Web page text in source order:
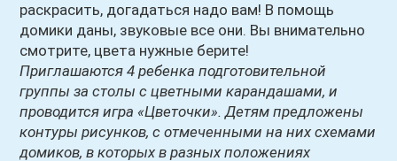
раскрасить, догадаться надо вам! В помощь
домики даны, звуковые все они. Вы внимательно
смотрите, цвета нужные берите!
Приглашаются 4 ребенка подготовительной
группы за столы с цветными карандашами, и
проводится игра «Цветочки». Детям предложены
контуры рисунков, с отмеченными на них схемами
домиков, в которых в разных положениях